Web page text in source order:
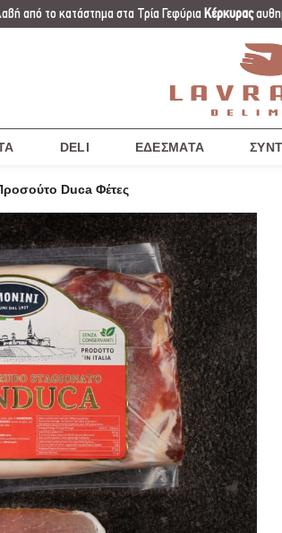
από το κατάστημα στα Τρία Γεφύρια Κέρκυρας
DELI ΕΔΈΣΜΑΤΑ
Duca Φέτες